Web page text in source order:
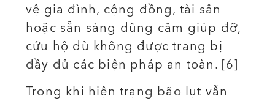
vệ gia đình, cộng đồng, tài sản
hoặc sẵn sàng dũng cảm giúp đỡ,
cứu hộ dù không được trang bị
đầy đủ các biện pháp an toàn. [6]
Trong khi hiện trạng bão lụt vẫn